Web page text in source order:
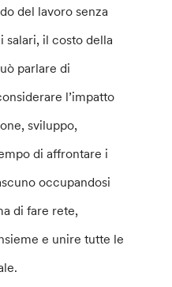
del lavoro senza
salari, il costo della
parlare di
l’impatto
sviluppo,
di affrontare i
occupandosi
di fare rete,
e unire tutte le